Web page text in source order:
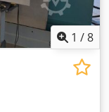
1 /8